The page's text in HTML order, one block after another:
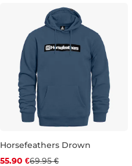
Zľava -20 %
Horsefeathers Drown
55.90 €69.95 €